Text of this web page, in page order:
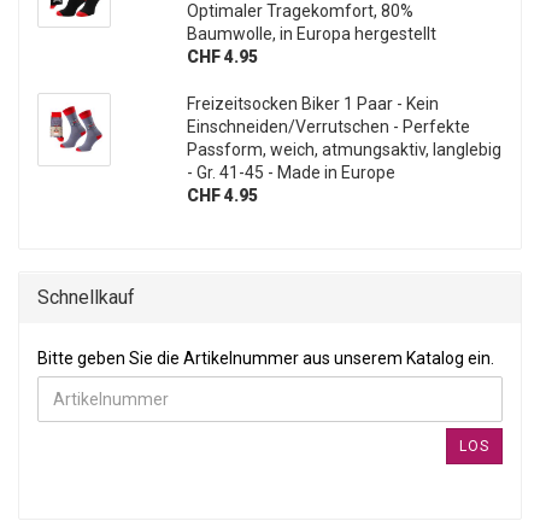
Optimaler Tragekomfort, 80%
Baumwolle, in Europa hergestellt
CHF 4.95
Freizeitsocken Biker 1 Paar - Kein
Einschneiden/Verrutschen - Perfekte
Passform, weich, atmungsaktiv, langlebig
- Gr. 41-45 - Made in Europe
CHF 4.95
Schnellkauf
BITTE GEBEN SIE DIE ARTIKELNUMMER AUS UNSEREM
Bitte geben Sie die Artikelnummer aus unserem Katalog ein.
LOS